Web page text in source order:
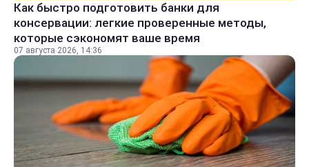
Как быстро подготовить банки для
консервации: легкие проверенные методы,
которые сэкономят ваше время
07 августа 2026, 14:36